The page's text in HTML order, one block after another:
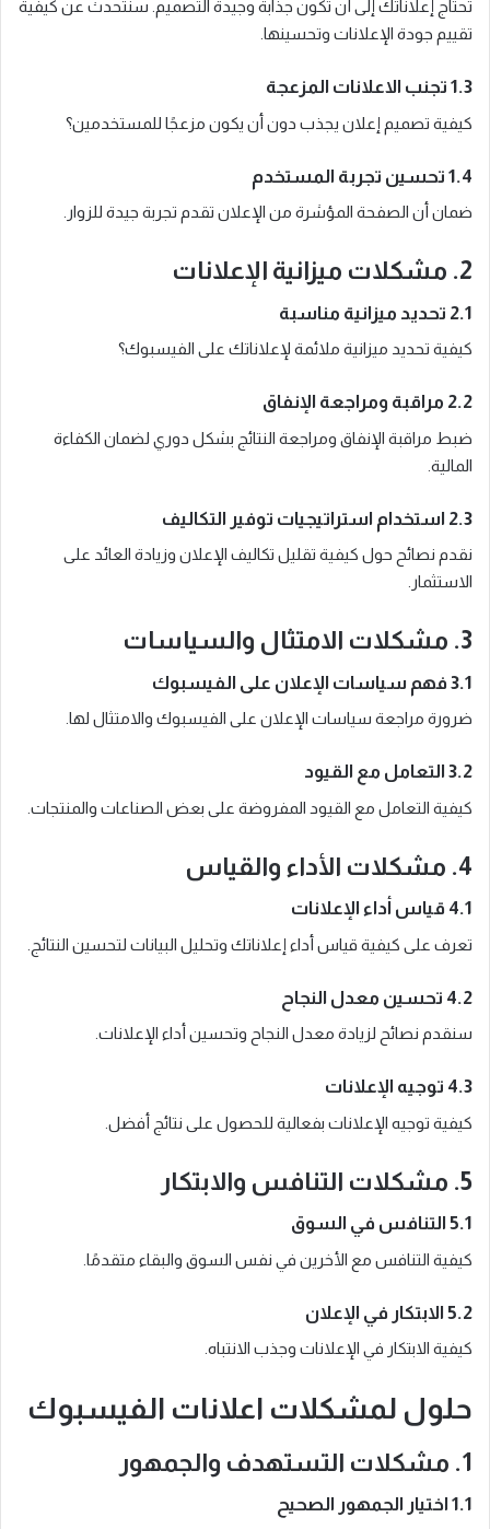
تحتاج إعلاناتك إلى أن تكون جذابة وجيدة التصميم. سنتحدث عن كيفية
تقييم جودة الإعلانات وتحسينها.
1.3 تجنب الاعلانات المزعجة
كيفية تصميم إعلان يجذب دون أن يكون مزعجًا للمستخدمين؟
1.4 تحسين تجربة المستخدم
ضمان أن الصفحة المؤشرة من الإعلان تقدم تجربة جيدة للزوار.
2. مشكلات ميزانية الإعلانات
2.1 تحديد ميزانية مناسبة
كيفية تحديد ميزانية ملائمة لإعلاناتك على الفيسبوك؟
2.2 مراقبة ومراجعة الإنفاق
ضبط مراقبة الإنفاق ومراجعة النتائج بشكل دوري لضمان الكفاءة
المالية.
2.3 استخدام استراتيجيات توفير التكاليف
نقدم نصائح حول كيفية تقليل تكاليف الإعلان وزيادة العائد على
الاستثمار.
3. مشكلات الامتثال والسياسات
3.1 فهم سياسات الإعلان على الفيسبوك
ضرورة مراجعة سياسات الإعلان على الفيسبوك والامتثال لها.
3.2 التعامل مع القيود
كيفية التعامل مع القيود المفروضة على بعض الصناعات والمنتجات.
4. مشكلات الأداء والقياس
4.1 قياس أداء الإعلانات
تعرف على كيفية قياس أداء إعلاناتك وتحليل البيانات لتحسين النتائج.
4.2 تحسين معدل النجاح
سنقدم نصائح لزيادة معدل النجاح وتحسين أداء الإعلانات.
4.3 توجيه الإعلانات
كيفية توجيه الإعلانات بفعالية للحصول على نتائج أفضل.
5. مشكلات التنافس والابتكار
5.1 التنافس في السوق
كيفية التنافس مع الأخرين في نفس السوق والبقاء متقدمًا.
5.2 الابتكار في الإعلان
كيفية الابتكار في الإعلانات وجذب الانتباه.
حلول لمشكلات اعلانات الفيسبوك
1. مشكلات التستهدف والجمهور
1.1 اختيار الجمهور الصحيح